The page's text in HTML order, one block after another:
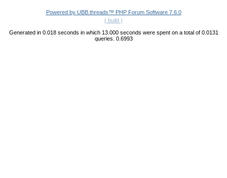
Powered by UBB.threads™ PHP Forum Software 7.6.0
( build )
Generated in 0.018 seconds in which 13.000 seconds were spent on a total of 0.0131
queries. 0.6993